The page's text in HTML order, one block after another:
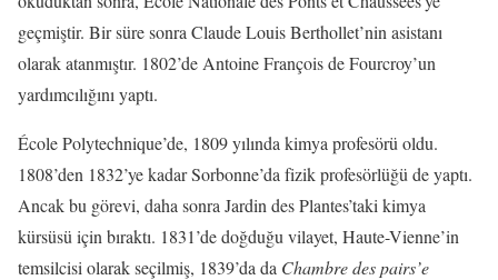
geçmiştir. Bir süre sonra Claude Louis Berthollet’nin asistanı
olarak atanmıştır. 1802’de Antoine François de Fourcroy’un
yardımcılığını yaptı.
École Polytechnique’de, 1809 yılında kimya profesörü oldu.
1808’den 1832’ye kadar Sorbonne’da fizik profesörlüğü de yaptı.
Ancak bu görevi, daha sonra Jardin des Plantes’taki kimya
kürsüsü için bıraktı. 1831’de doğduğu vilayet, Haute-Vienne’in
temsilcisi olarak seçilmiş, 1839’da da Chambre des pairs’e